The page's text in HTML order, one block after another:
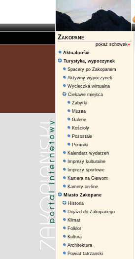
Zakopane
pokaż schowek»
Aktualności
Turystyka, wypoczynek
Spacery po Zakopanem
Aktywny wypoczynek
Wycieczka wirtualna
Ciekawe miejsca
Zabytki
Muzea
Galerie
Kościoły
Pozostałe
Pomniki
Kalendarz wydarzeń
Imprezy kulturalne
Imprezy sportowe
Kamera na Giewont
Kamery on-line
Miasto Zakopane
Historia
Dojazd do Zakopanego
Klimat
Folklor
Kultura
Architektura
Powiat tatrzanski